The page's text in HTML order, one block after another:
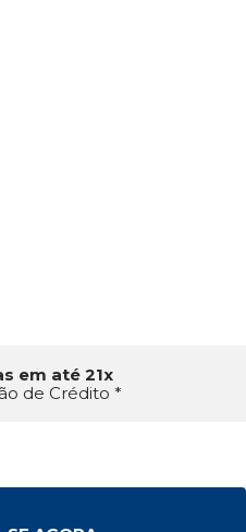
em até 21x
de Crédito *